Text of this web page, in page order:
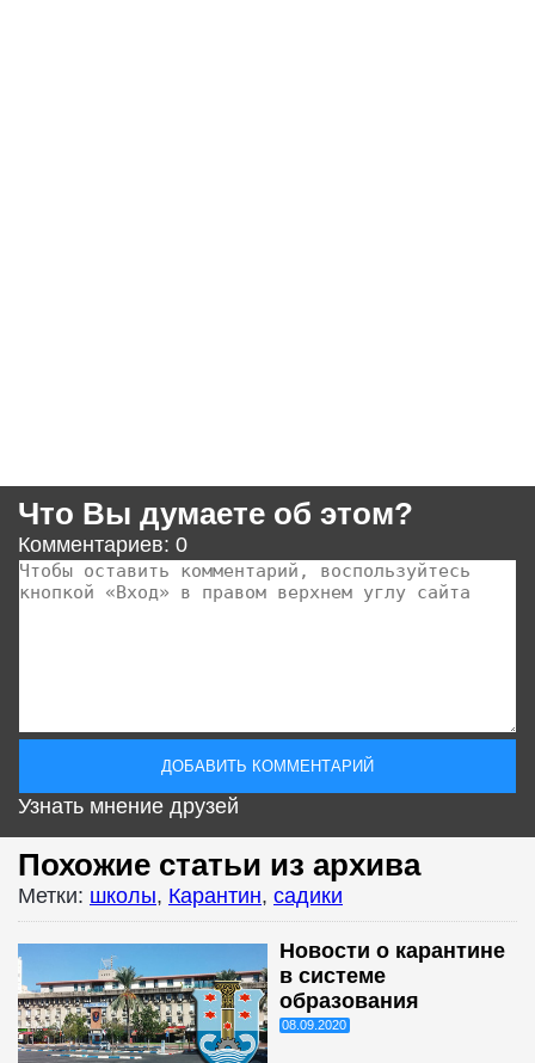
Что Вы думаете об этом?
Комментариев: 0
Узнать мнение друзей
Похожие статьи из архива
Метки: школы, Карантин, садики
Новости о карантине
в системе
образования
08.09.2020